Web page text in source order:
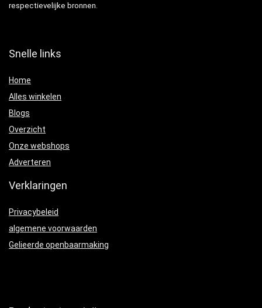
respectievelijke bronnen.
Snelle links
Home
Alles winkelen
Blogs
Overzicht
Onze webshops
Adverteren
Verklaringen
Privacybeleid
algemene voorwaarden
Gelieerde openbaarmaking